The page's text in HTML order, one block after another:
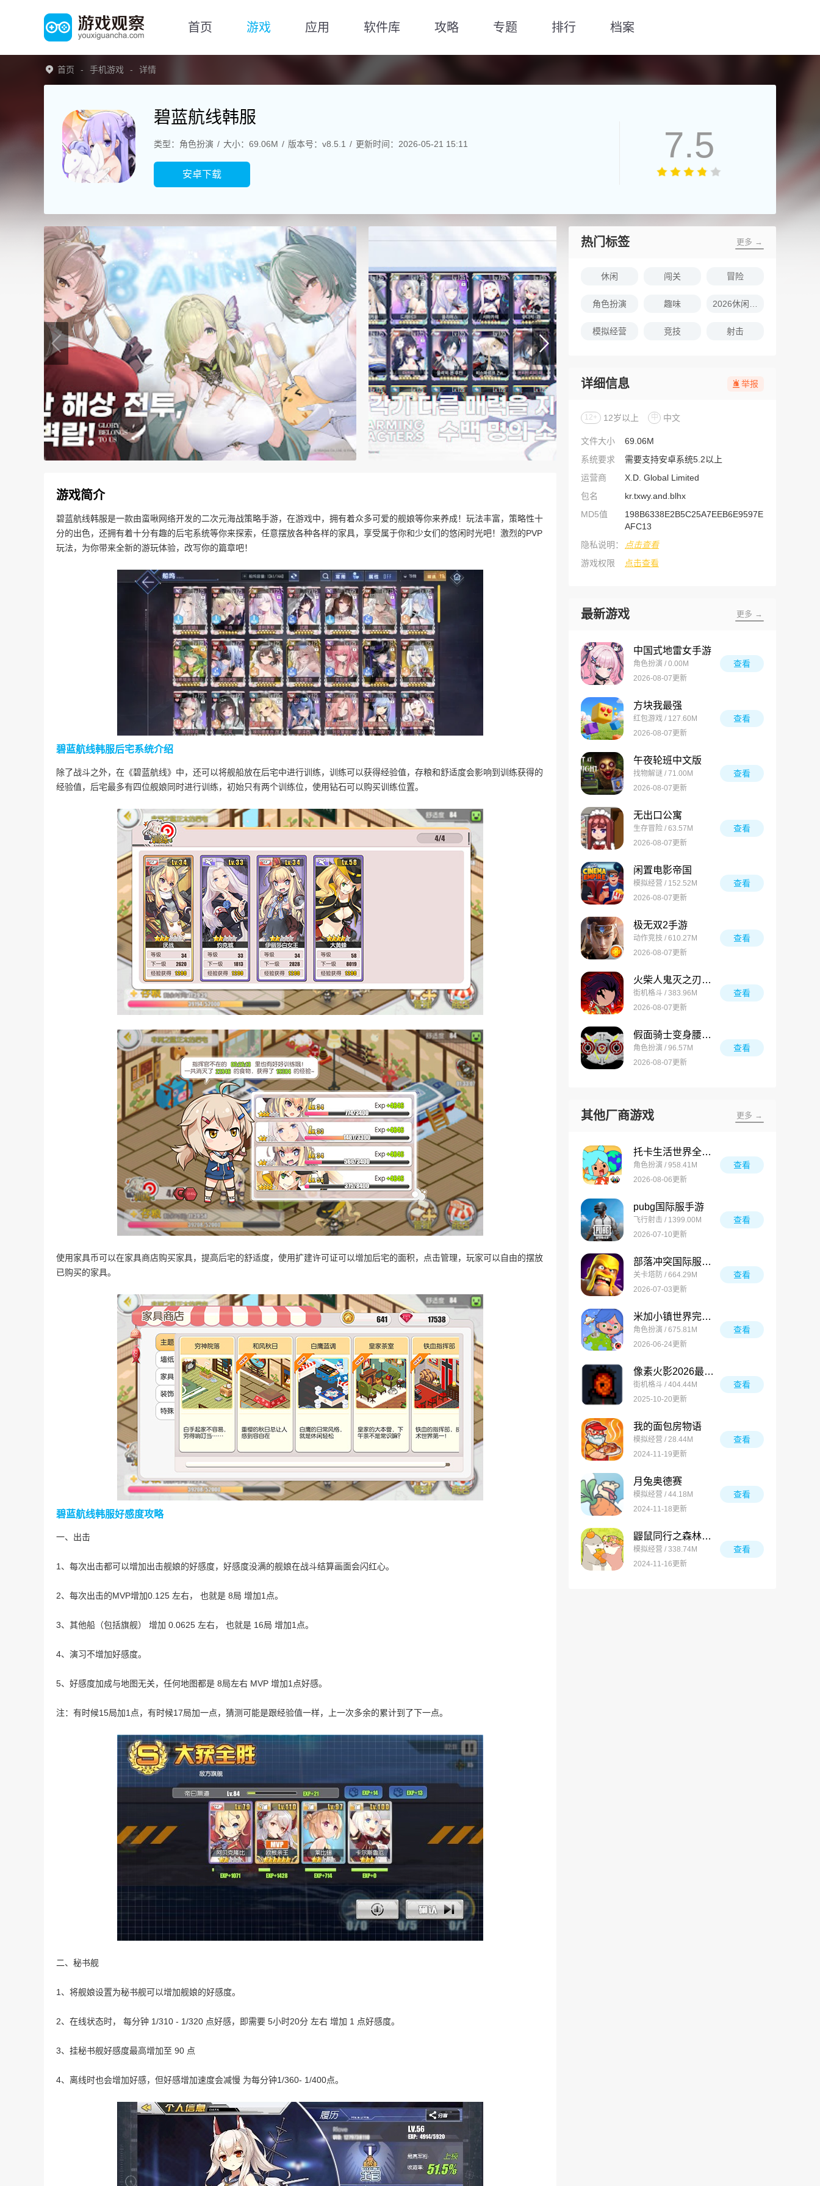
首页 游戏 应用 软件库 攻略 专题 排行 档案
首页 手机游戏 详情
碧蓝航线韩服
类型：角色扮演 大小：69.06M 版本号：v8.5.1 更新时间：2026-05-21 15:11
安卓下载
7.5
游戏简介
碧蓝航线韩服是一款由蛮啾网络开发的二次元海战策略手游，在游戏中，拥有着众多可爱的舰娘等你来养成！玩法丰富，策略性十
分的出色，还拥有着十分有趣的后宅系统等你来探索，任意摆放各种各样的家具，享受属于你和少女们的悠闲时光吧！激烈的PVP
玩法，为你带来全新的游玩体验，改写你的篇章吧！
碧蓝航线韩服后宅系统介绍
除了战斗之外，在《碧蓝航线》中，还可以将舰船放在后宅中进行训练，训练可以获得经验值，存粮和舒适度会影响到训练获得的
经验值，后宅最多有四位舰娘同时进行训练，初始只有两个训练位，使用钻石可以购买训练位置。
使用家具币可以在家具商店购买家具，提高后宅的舒适度，使用扩建许可证可以增加后宅的面积，点击管理，玩家可以自由的摆放
已购买的家具。
碧蓝航线韩服好感度攻略
一、出击
1、每次出击都可以增加出击舰娘的好感度，好感度没满的舰娘在战斗结算画面会闪红心。
2、每次出击的MVP增加0.125 左右， 也就是 8局 增加1点。
3、其他船（包括旗舰） 增加 0.0625 左右， 也就是 16局 增加1点。
4、演习不增加好感度。
5、好感度加成与地图无关，任何地图都是 8局左右 MVP 增加1点好感。
注：有时候15局加1点，有时候17局加一点，猜测可能是跟经验值一样，上一次多余的累计到了下一点。
二、秘书舰
1、将舰娘设置为秘书舰可以增加舰娘的好感度。
2、在线状态时， 每分钟 1/310 - 1/320 点好感，即需要 5小时20分 左右 增加 1 点好感度。
3、挂秘书舰好感度最高增加至 90 点
4、离线时也会增加好感，但好感增加速度会减慢 为每分钟1/360- 1/400点。
热门标签 更多 →
休闲 闯关 冒险
角色扮演 趣味
模拟经营 竞技 射击
详细信息 举报
12+ 12岁以上 中 中文
文件大小
69.06M
系统要求
需要支持安卓系统5.2以上
运营商
X.D. Global Limited
包名
kr.txwy.and.blhx
MD5值
198B6338E2B5C25A7EEB6E9597E
AFC13
隐私说明：
点击查看
游戏权限
点击查看
最新游戏 更多 →
中国式地雷女手游
角色扮演 / 0.00M
2026-08-07更新
查看
方块我最强
红包游戏 / 127.60M
2026-08-07更新
查看
午夜轮班中文版
找物解谜 / 71.00M
2026-08-07更新
查看
无出口公寓
生存冒险 / 63.57M
2026-08-07更新
查看
闲置电影帝国
模拟经营 / 152.52M
2026-08-07更新
查看
极无双2手游
动作竞技 / 610.27M
2026-08-07更新
查看
火柴人鬼灭之刃游戏
街机格斗 / 383.96M
2026-08-07更新
查看
假面骑士变身腰带模拟器合集
角色扮演 / 96.57M
2026-08-07更新
查看
其他厂商游戏 更多 →
托卡生活世界全解锁版
角色扮演 / 958.41M
2026-08-06更新
查看
pubg国际服手游
飞行射击 / 1399.00M
2026-07-10更新
查看
部落冲突国际服最新版
关卡塔防 / 664.29M
2026-07-03更新
查看
米加小镇世界完整版
角色扮演 / 675.81M
2026-06-24更新
查看
像素火影2026最新版
街机格斗 / 404.44M
2025-10-20更新
查看
我的面包房物语
模拟经营 / 28.44M
2024-11-19更新
查看
月兔奥德赛
模拟经营 / 44.18M
2024-11-18更新
查看
鼹鼠同行之森林之家万圣节版
模拟经营 / 338.74M
2024-11-16更新
查看